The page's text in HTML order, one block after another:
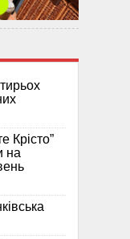
Крісто”
на